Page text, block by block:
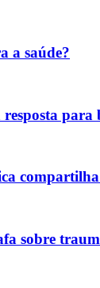
a saúde?
para
sobre